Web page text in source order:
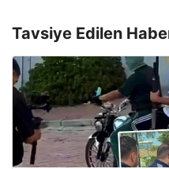
Tavsiye Edilen